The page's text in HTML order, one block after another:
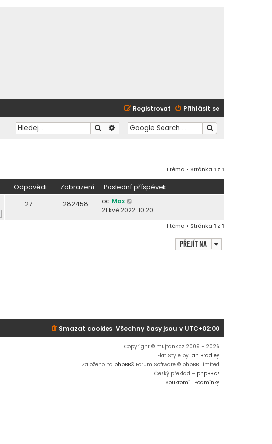
Přihlásit se
Registrovat
Hledat Pokročilé hledání
1 téma • Stránka 1 z 1
Odpovědi Zobrazení Poslední příspěvek
27 282458 od Max
21 kvě 2022, 10:20
1 téma • Stránka 1 z 1
Přejít na
Všechny časy jsou v UTC+02:00
Smazat cookies
Copyright © mujtank.cz 2009 - 2026
Flat Style by Ian Bradley
Založeno na phpBB® Forum Software © phpBB Limited
Český překlad – phpBB.cz
Soukromí | Podmínky